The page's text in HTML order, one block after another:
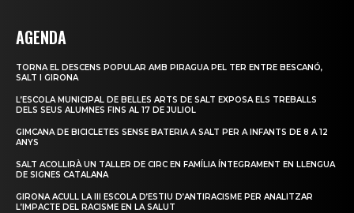
AGENDA
TORNA EL DESCENS POPULAR AMB PIRAGUA PEL TER ENTRE BESCANÓ,
SALT I GIRONA
L’ESCOLA MUNICIPAL DE BELLES ARTS DE SALT EXPOSA ELS TREBALLS
DELS SEUS ALUMNES FINS AL 17 DE JULIOL
GIMCANA DE BICICLETES SENSE BATERIA A SALT PER A INFANTS DE 8 A 12
ANYS
SALT ACOLLIRÀ UN TALLER DE CIRC EN FAMÍLIA ÍNTEGRAMENT EN LLENGUA
DE SIGNES CATALANA
GIRONA ACULL LA III ESCOLA D’ESTIU D’ANTIRACISME PER ANALITZAR
L’IMPACTE DEL RACISME EN LA SALUT